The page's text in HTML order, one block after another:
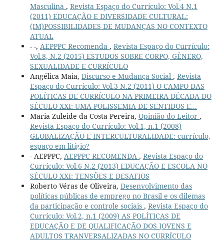
Masculina , Revista Espaço do Currículo: Vol.4 N.1
(2011) EDUCAÇÃO E DIVERSIDADE CULTURAL:
(IM)POSSIBILIDADES DE MUDANÇAS NO CONTEXTO
ATUAL
- -, AEPPPC Recomenda , Revista Espaço do Currículo:
Vol.8, N.2 (2015) ESTUDOS SOBRE CORPO, GÊNERO,
SEXUALIDADE E CURRÍCULO
Angélica Maia, Discurso e Mudança Social , Revista
Espaço do Currículo: Vol.3 N.2 (2011) O CAMPO DAS
POLÍTICAS DE CURRÍCULO NA PRIMEIRA DÉCADA DO
SÉCULO XXI: UMA POLISSEMIA DE SENTIDOS E...
Maria Zuleide da Costa Pereira, Opinião do Leitor ,
Revista Espaço do Currículo: Vol.1, n.1 (2008)
GLOBALIZAÇÃO E INTERCULTURALIDADE: currículo,
espaço em litígio?
- AEPPPC, AEPPPC RECOMENDA , Revista Espaço do
Currículo: Vol.6 N.2 (2013) EDUCAÇÃO E ESCOLA NO
SÉCULO XXI: TENSÕES E DESAFIOS
Roberto Véras de Oliveira, Desenvolvimento das
políticas públicas de emprego no Brasil e os dilemas
da participação e controle sociais , Revista Espaço do
Currículo: Vol.2, n.1 (2009) AS POLÍTICAS DE
EDUCAÇÃO E DE QUALIFICAÇÃO DOS JOVENS E
ADULTOS TRANVERSALIZADAS NO CURRÍCULO